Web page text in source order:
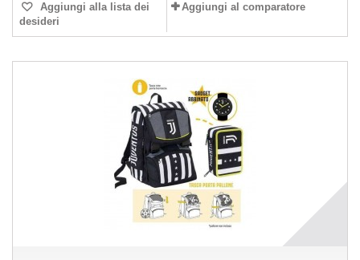
Aggiungi alla lista dei
desideri
Aggiungi al comparatore